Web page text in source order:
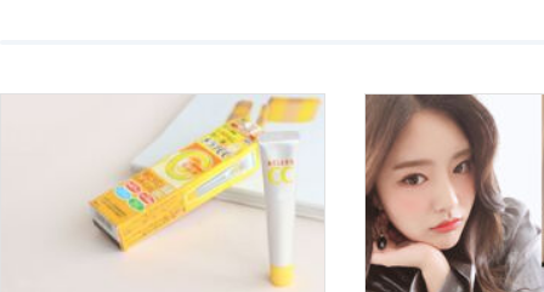
gội, xả, trang bị cả
mà vẫn chưa cải